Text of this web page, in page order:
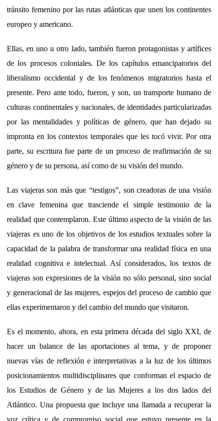
tránsito femenino por las rutas atlánticas que unen los continentes
europeo y americano.
Ellas, en uno u otro lado, también fueron protagonistas y artífices
de los procesos coloniales. De los capítulos emancipatorios del
liberalismo occidental y de los fenómenos migratorios hasta el
presente. Pero ante todo, fueron, y son, un transporte humano de
culturas continentales y nacionales, de identidades particularizadas
por las mentalidades y políticas de género, que han dejado su
impronta en los contextos temporales que les tocó vivir. Por otra
parte, su escritura fue parte de un proceso de reafirmación de su
género y de su persona, así como de su visión del mundo.
Las viajeras son más que “testigos”, son creadoras de una visión
en clave femenina que trasciende el simple testimonio de la
realidad que contemplaron. Este último aspecto de la visión de las
viajeras es uno de los objetivos de los estudios textuales sobre la
capacidad de la palabra de transformar una realidad física en una
realidad cognitiva e intelectual. Así considerados, los textos de
viajeras son expresiones de la visión no sólo personal, sino social
y generacional de las mujeres, espejos del proceso de cambio que
ellas experimentaron y del cambio del mundo que visitaron.
Es el momento, ahora, en esta primera década del siglo XXI, de
hacer un balance de las aportaciones al tema, y de proponer
nuevas vías de reflexión e interpretativas a la luz de los últimos
posicionamientos multidisciplinares que conforman el espacio de
los Estudios de Género y de las Mujeres a los dos lados del
Atlántico. Una propuesta que incluye una llamada a recuperar la